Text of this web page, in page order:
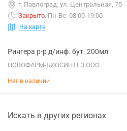
г. Павлоград, ул. Центральная, 75
Закрыто. Пн-Вс: 08:00-19:00
На карте
Рингера р-р д/инф. бут. 200мл
НОВОФАРМ-БИОСИНТЕЗ ООО
Нет в наличии
Искать в других регионах